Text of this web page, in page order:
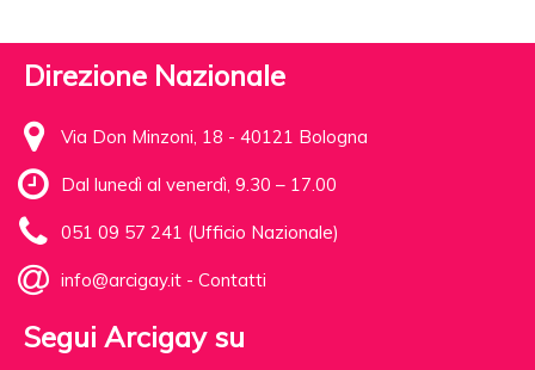
Direzione Nazionale
Via Don Minzoni, 18 - 40121 Bologna
Dal lunedì al venerdì, 9.30 – 17.00
051 09 57 241 (Ufficio Nazionale)
info@arcigay.it - Contatti
Segui Arcigay su